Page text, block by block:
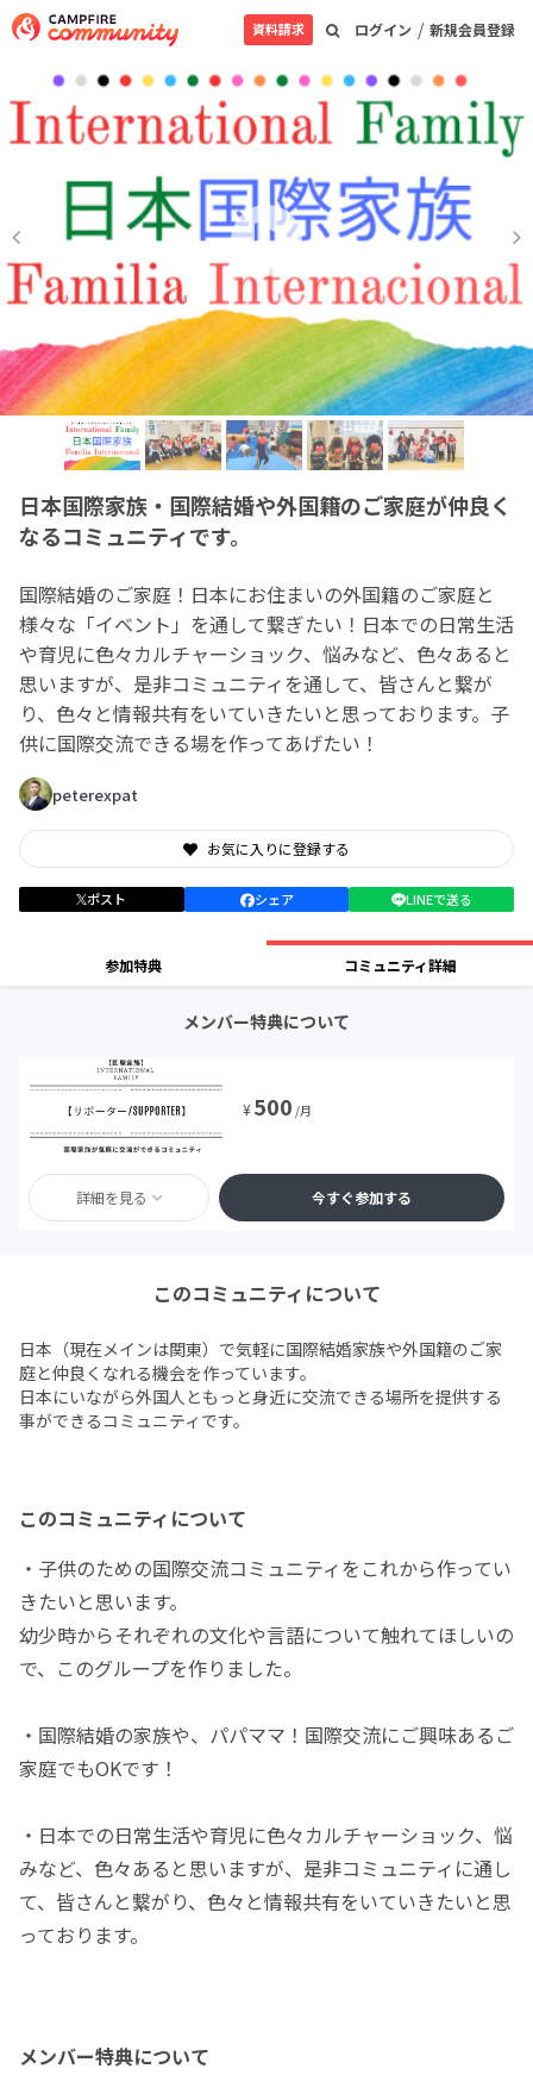
ログイン / 新規会員登録
資料請求
日本国際家族・国際結婚や外国籍のご家庭が仲良く
なるコミュニティです。
国際結婚のご家庭！日本にお住まいの外国籍のご家庭と
様々な「イベント」を通して繋ぎたい！日本での日常生活
や育児に色々カルチャーショック、悩みなど、色々あると
思いますが、是非コミュニティを通して、皆さんと繋が
り、色々と情報共有をいていきたいと思っております。子
供に国際交流できる場を作ってあげたい！
peterexpat
お気に入りに登録する
ポスト シェア LINEで送る
参加特典 コミュニティ詳細
メンバー特典について
¥500 /月
詳細を見る 今すぐ参加する
このコミュニティについて
日本（現在メインは関東）で気軽に国際結婚家族や外国籍のご家
庭と仲良くなれる機会を作っています。
日本にいながら外国人ともっと身近に交流できる場所を提供する
事ができるコミュニティです。
このコミュニティについて
・子供のための国際交流コミュニティをこれから作ってい
きたいと思います。
幼少時からそれぞれの文化や言語について触れてほしいの
で、このグループを作りました。
・国際結婚の家族や、パパママ！国際交流にご興味あるご
家庭でもOKです！
・日本での日常生活や育児に色々カルチャーショック、悩
みなど、色々あると思いますが、是非コミュニティに通し
て、皆さんと繋がり、色々と情報共有をいていきたいと思
っております。
メンバー特典について